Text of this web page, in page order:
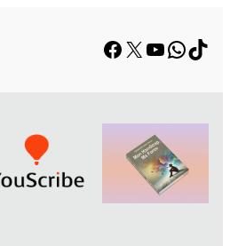
Facebook
X YouTube